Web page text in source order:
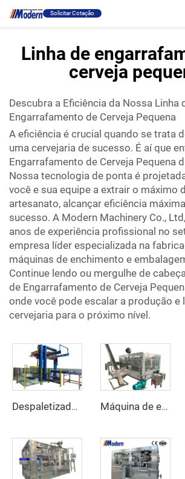
Solicitar Cotação
Envase E Embalagem
Vídeo
Contato
Site RU
Linha de
cerveja
Descubra a Eficiência da Nossa Linha
Engarrafamento de Cerveja Pequena
A eficiência é crucial quando se trata
uma cervejaria de sucesso. É aí que
Engarrafamento de Cerveja Pequena
Nossa tecnologia de ponta é
você e sua equipe a extrair o máximo
artesanato, alcançar eficiência
sucesso. A Modern Machinery Co.,
anos de experiência profissional no
empresa líder especializada na
máquinas de enchimento e
Continue lendo ou mergulhe de
de Engarrafamento de Cerveja
onde você pode escalar a produção e
cervejaria para o próximo nível.
Despaletizador automático de garrafas Máquina de enchimento de garrafas de cerveja